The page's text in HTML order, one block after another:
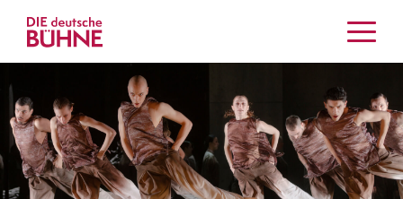
Schauspiel
Musiktheater
Tanz
Crossover